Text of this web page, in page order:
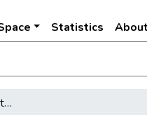
Statistics
[Háborús romok Budapesten]